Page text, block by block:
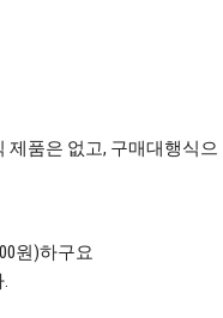
제품은 없고, 구매대행식으
원)하구요